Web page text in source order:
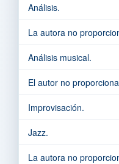
Análisis.
La autora no
Análisis musical.
El autor no
Improvisación.
Jazz.
La autora no